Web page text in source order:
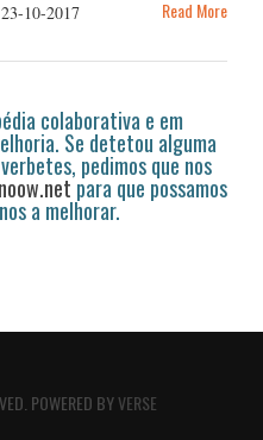
23-10-2017 Read More
colaborativa e em
Se detetou alguma
pedimos que nos
para que possamos
a melhorar.
POWERED BYVERSE